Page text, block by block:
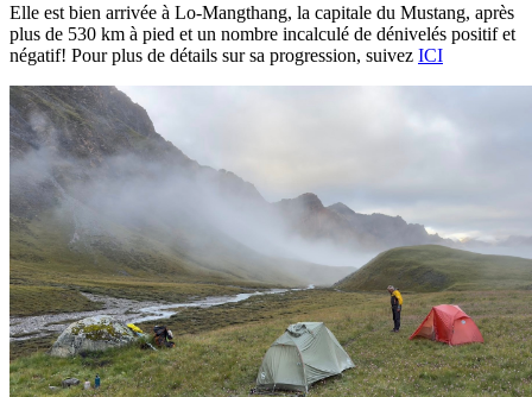
Elle est bien arrivée à Lo-Mangthang, la capitale du Mustang, après
plus de 530 km à pied et un nombre incalculé de dénivelés positif et
négatif! Pour plus de détails sur sa progression, suivez ICI